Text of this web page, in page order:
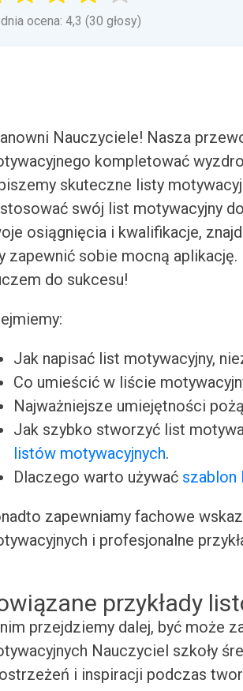
ocena: 4,3 (30 głosy)
Nauczyciele! Nasza
kompletować
skuteczne listy
swój list motywacyjny
osiągnięcia i kwalifikacje,
zapewnić sobie mocną
do sukcesu!
Jak napisać list motywacyjny,
Co umieścić w liście
Najważniejsze umiejętności
Jak szybko stworzyć list
listów motywacyjnych.
Dlaczego warto używać szablon
zapewniamy fachowe
i profesjonalne
przykłady
przejdziemy dalej, być może
Nauczyciel szkoły
i inspiracji podczas